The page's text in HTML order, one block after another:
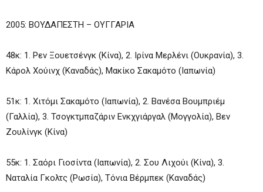
2005: ΒΟΥΔΑΠΕΣΤΗ – ΟΥΓΓΑΡΙΑ
48κ: 1. Ρεν Ξουετσένγκ (Κίνα), 2. Ιρίνα Μερλένι (Ουκρανία), 3.
Κάρολ Χούινχ (Καναδάς), Μακίκο Σακαμότο (Ιαπωνία)
51κ: 1. Χιτόμι Σακαμότο (Ιαπωνία), 2. Βανέσα Βουμπριέμ
(Γαλλία), 3. Τσογκτμπαζάριν Ενκχγιάργαλ (Μογγολία), Βεν
Ζουλίνγκ (Κίνα)
55κ: 1. Σαόρι Γιοσίντα (Ιαπωνία), 2. Σου Λιχούι (Κίνα), 3.
Ναταλία Γκολτς (Ρωσία), Τόνια Βέρμπεκ (Καναδάς)